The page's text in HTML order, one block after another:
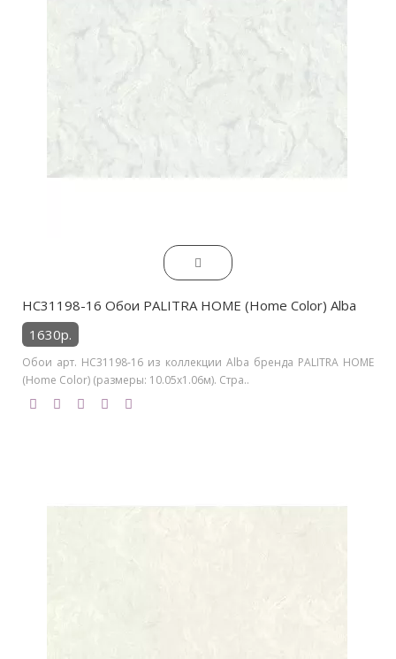
HC31198-16 Обои PALITRA HOME (Home Color) Alba
1630р.
Обои арт. HC31198-16 из коллекции Alba бренда PALITRA HOME
(Home Color) (размеры: 10.05х1.06м). Стра..